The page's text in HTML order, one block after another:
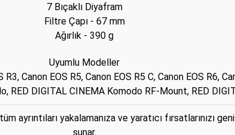
7 Bıçaklı Diyafram
Filtre Çapı - 67 mm
Ağırlık - 390 g
Uyumlu Modeller
Canon EOS R5, Canon EOS R5 C, Canon EOS R6,
RED DIGITAL CINEMA Komodo RF-Mount, RED
ayrıntıları yakalamanıza ve yaratıcı fırsatlarınızı
sunar.